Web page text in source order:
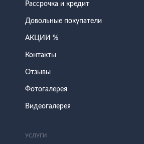
Рассрочка и кредит
Довольные покупатели
АКЦИИ %
Контакты
Отзывы
Фотогалерея
Видеогалерея
УСЛУГИ